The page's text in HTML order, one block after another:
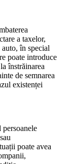
a taxelor,
în special
poate introduce
înstrăinarea
de semnarea
existenței
poate avea